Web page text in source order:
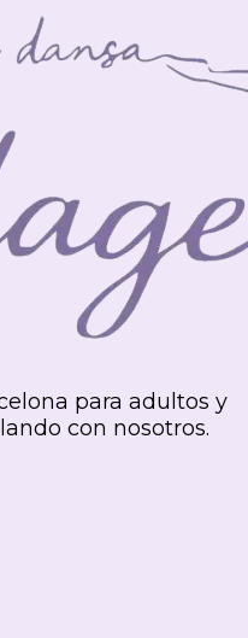
para adultos y
con nosotros.